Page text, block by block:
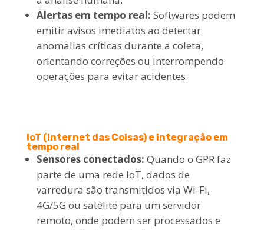
Alertas em tempo real: Softwares podem
emitir avisos imediatos ao detectar
anomalias críticas durante a coleta,
orientando correções ou interrompendo
operações para evitar acidentes.
IoT (Internet das Coisas) e integração em
tempo real
Sensores conectados: Quando o GPR faz
parte de uma rede IoT, dados de
varredura são transmitidos via Wi-Fi,
4G/5G ou satélite para um servidor
remoto, onde podem ser processados e